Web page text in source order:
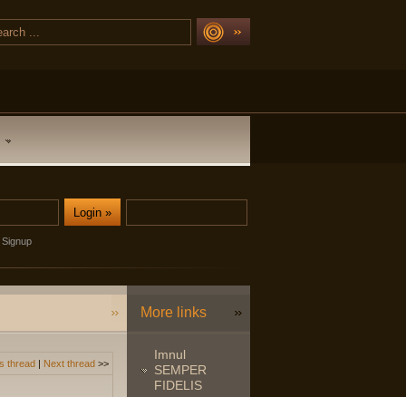
Signup
thread | Next thread >>
More links
Imnul
SEMPER
FIDELIS